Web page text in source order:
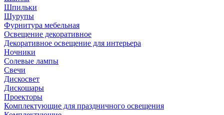
Шпильки
Шурупы
Фурнитура мебельная
Освещение декоративное
Декоративное освещение для интерьера
Ночники
Солевые лампы
Свечи
Дискосвет
Дискошары
Проекторы
Комплектующие для праздничного освещения